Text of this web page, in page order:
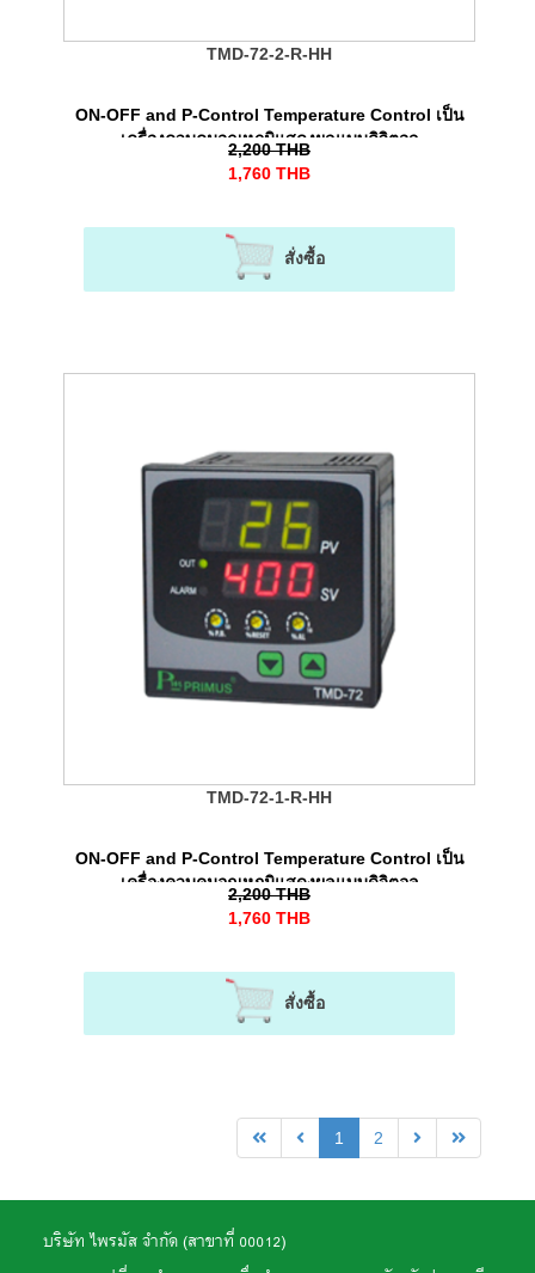
TMD-72-2-R-HH
ON-OFF and P-Control Temperature Control เป็น
เครื่องควบคุมอุณหภูมิแสดงผลแบบดิจิตอล
2,200 THB
1,760 THB
สั่งซื้อ
TMD-72-1-R-HH
ON-OFF and P-Control Temperature Control เป็น
เครื่องควบคุมอุณหภูมิแสดงผลแบบดิจิตอล
2,200 THB
1,760 THB
สั่งซื้อ
1 2
บริษัท ไพรมัส จำกัด (สาขาที่ 00012)